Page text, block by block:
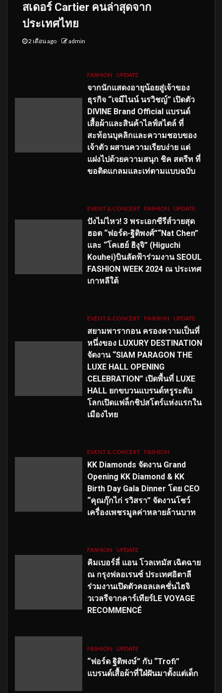
สเดอร์ Cartier คนล่าสุดจาก
ประเทศไทย
2 เดือน ago admin
FASHION UPDATE
จากนักแสดงอายุน้อยสู่เจ้าของ
ธุรกิจ “เจมีไนน์ นรวิชญ์” เปิดตัว
DIVINE Brand Official แบรนด์
เสื้อผ้าและสินค้าไลฟ์สไตล์ ที่
สะท้อนบุคลิกและความชอบของ
เจ้าตัว ผสานความเรียบง่าย แต่
แฝงไปด้วยความสนุก ชิค สตรีท ที่
ขอติดแกลมและเท่ตามแบบฉบับ
EVENT & CONCERT FASHION UPDATE
ปังไม่ไหว! 3 พระเอกซีรีส์วายสุด
ฮอต “ฟอร์ด-ฐิติพงศ์”“Nat Chen”
และ “โคเฮย์ ฮิงุจิ” (Higuchi
Kouhei)บินลัดฟ้าร่วมงาน SEOUL
FASHION WEEK 2024 ณ ประเทศ
เกาหลีใต้
EVENT & CONCERT FASHION UPDATE
สยามพารากอน ครองความเป็นที่
หนึ่งของ LUXURY DESTINATION
จัดงาน “SIAM PARAGON THE
LUXE HALL OPENING
CELEBRATION” เปิดพื้นที่ LUXE
HALL ยกขบวนแบรนด์หรูระดับ
โลกเปิดแฟล็กชิปสโตร์แห่งแรกใน
เมืองไทย
EVENT & CONCERT FASHION
KK Diamonds จัดงาน Grand
Opening KK Diamond & KK
Birth Day Gala Dinner โดย CEO
“คุณกุ๊กไก่ รวิสรา” จัดงานโชว์
เครื่องเพชรมูลค่าหลายล้านบาท
FASHION UPDATE
คิมเบอร์ลี่ แอน โวลเทมัส เฉิดฉาย
ณ กรุงฟลอเรนซ์ ประเทศอิตาลี
ร่วมงานเปิดตัวคอลเลคชั่นไฮจิ
วเวลรีจากคาร์เทียร์LE VOYAGE
RECOMMENCÉ
FASHION UPDATE
“ฟอร์ด ฐิติพงษ์” กับ “Trofi”
แบรนด์เสื้อผ้าที่ใฝ่ฝันมาตั้งแต่เด็ก